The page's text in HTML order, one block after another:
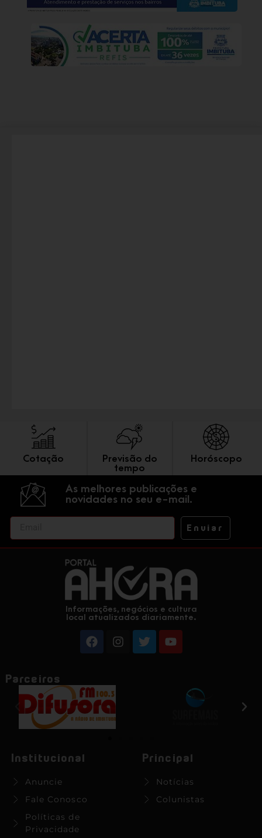
Cotação
Previsão do
tempo
Horóscopo
As melhores publicações e
novidades no seu e-mail.
Enviar
Informações, negócios e cultura
local atualizados diariamente.
Parceiros
Institucional
Anuncie
Fale Conosco
Políticas de
Privacidade
Principal
Notícias
Colunistas